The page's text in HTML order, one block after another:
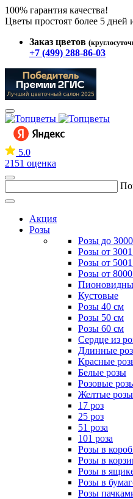
100% гарантия качества!
Цветы простоят более 5 дней
Заказ цветов
+7 (499) 288-86-03
5.0
2151 оценка
Акция
Розы
Розы до
Розы от
Розы от
Розы от
Кустовые
Розы 40 см
Розы 50 см
Розы 60 см
Сердце из
Длинные
Красные
Белые розы
Розовые
Желтые розы
17 роз
25 роз
51 роза
101 роза
Розы в
Розы в
Розы в
Розы в
Розы